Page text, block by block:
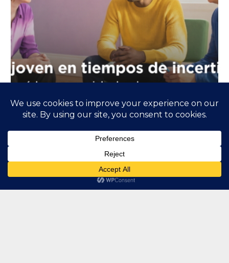
Talento joven en tiempos de incertidumbre